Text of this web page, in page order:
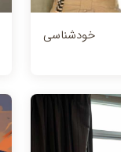
خودشناسی